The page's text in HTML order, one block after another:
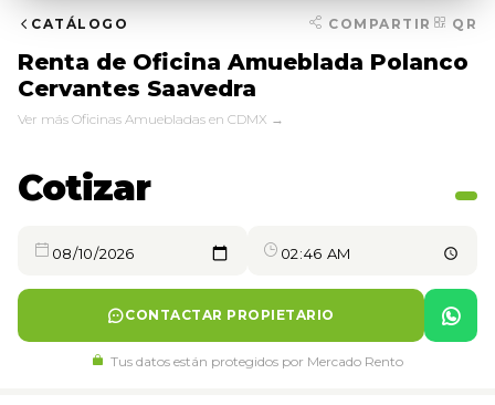
CATÁLOGO COMPARTIR QR
Renta de Oficina Amueblada Polanco
Cervantes Saavedra
Ver más Oficinas Amuebladas en CDMX →
Cotizar
CONTACTAR PROPIETARIO
Tus datos están protegidos por Mercado Rento